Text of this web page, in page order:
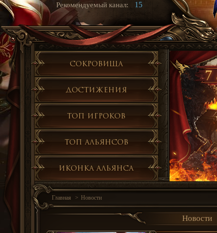
Рекомендуемый канал: 15
Сокровища
Достижения
Топ игроков
Топ альянсов
Иконка альянса
7
Главная Новости
Новости